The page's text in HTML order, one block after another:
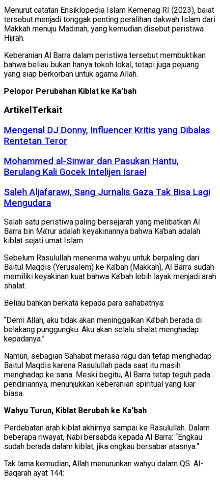
Menurut catatan Ensiklopedia Islam Kemenag RI (2023), baiat
tersebut menjadi tonggak penting peralihan dakwah Islam dari
Makkah menuju Madinah, yang kemudian disebut peristiwa
Hijrah.
Keberanian Al Barra dalam peristiwa tersebut membuktikan
bahwa beliau bukan hanya tokoh lokal, tetapi juga pejuang
yang siap berkorban untuk agama Allah.
Pelopor Perubahan Kiblat ke Ka’bah
Artikel Terkait
Mengenal DJ Donny, Influencer Kritis yang Dibalas
Rentetan Teror
Mohammed al-Sinwar dan Pasukan Hantu,
Berulang Kali Gocek Intelijen Israel
Saleh Aljafarawi, Sang Jurnalis Gaza Tak Bisa Lagi
Mengudara
Salah satu peristiwa paling bersejarah yang melibatkan Al
Barra bin Ma’rur adalah keyakinannya bahwa Ka’bah adalah
kiblat sejati umat Islam.
Sebelum Rasulullah menerima wahyu untuk berpaling dari
Baitul Maqdis (Yerusalem) ke Ka’bah (Makkah), Al Barra sudah
memiliki keyakinan kuat bahwa Ka’bah lebih layak menjadi arah
shalat.
Beliau bahkan berkata kepada para sahabatnya:
“Demi Allah, aku tidak akan meninggalkan Ka’bah berada di
belakang punggungku. Aku akan selalu shalat menghadap
kepadanya.”
Namun, sebagian Sahabat merasa ragu dan tetap menghadap
Baitul Maqdis karena Rasulullah pada saat itu masih
menghadap ke sana. Meski begitu, Al Barra tetap teguh pada
pendiriannya, menunjukkan keberanian spiritual yang luar
biasa.
Wahyu Turun, Kiblat Berubah ke Ka’bah
Perdebatan arah kiblat akhirnya sampai ke Rasulullah. Dalam
beberapa riwayat, Nabi bersabda kepada Al Barra: “Engkau
sudah berada dalam kiblat, jika engkau bersabar atasnya.”
Tak lama kemudian, Allah menurunkan wahyu dalam QS. Al-
Baqarah ayat 144: